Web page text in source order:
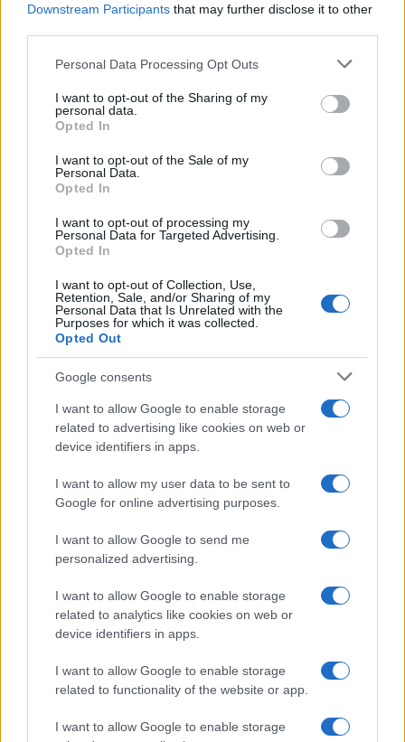
Downstream Participants that may further disclose it to other
Please note that this website/app uses one or more Google
not limited to your visit or usage behaviour. You may click to
grant or deny consent to Google and its third-party tags to
use your data for below specified purposes in below Google
consent section.
Personal Data Processing Opt Outs
I want to opt-out of the Sharing of my
personal data.
Opted In
I want to opt-out of the Sale of my
Personal Data.
Opted In
I want to opt-out of processing my
Personal Data for Targeted Advertising.
Opted In
I want to opt-out of Collection, Use,
Retention, Sale, and/or Sharing of my
Personal Data that Is Unrelated with the
Purposes for which it was collected.
Opted Out
Google consents
I want to allow Google to enable storage
related to advertising like cookies on web or
device identifiers in apps.
I want to allow my user data to be sent to
Google for online advertising purposes.
I want to allow Google to send me
personalized advertising.
I want to allow Google to enable storage
related to analytics like cookies on web or
device identifiers in apps.
I want to allow Google to enable storage
related to functionality of the website or app.
I want to allow Google to enable storage
Verder lezen
NEWS
Brentolie daalt naar 88.9 dollar: grondstoffen onder druk
Sanne De Vries · 6 aug 2026
NEWS
Brentolie daalt naar 91,82 dollar: een week van teruggang in
grondstoffen